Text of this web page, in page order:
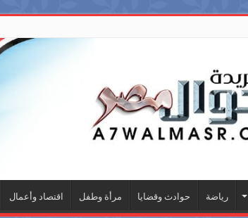
رياضة حوادث وقضايا مرأة وطفل اقتصاد وأعمال